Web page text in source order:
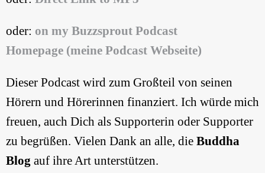
oder: on my Buzzsprout Podcast
Homepage (meine Podcast Webseite)
Dieser Podcast wird zum Großteil von seinen
Hörern und Hörerinnen finanziert. Ich würde mich
freuen, auch Dich als Supporterin oder Supporter
zu begrüßen. Vielen Dank an alle, die Buddha
Blog auf ihre Art unterstützen.